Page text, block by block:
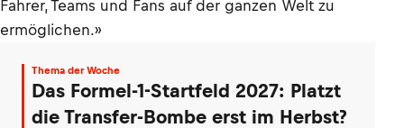
Fahrer, Teams und Fans auf der ganzen Welt zu
ermöglichen.»
Thema der Woche
Das Formel-1-Startfeld 2027: Platzt
die Transfer-Bombe erst im Herbst?